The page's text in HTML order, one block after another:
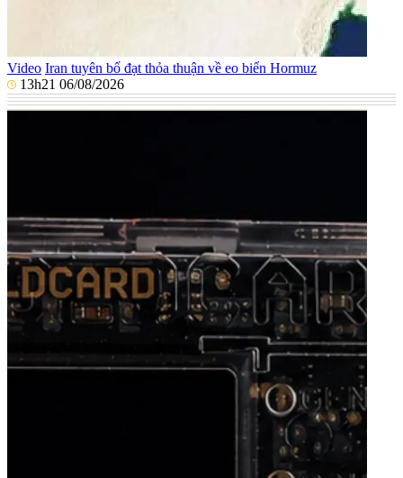
Video Iran tuyên bố đạt thỏa thuận về eo biển Hormuz
13h21 06/08/2026